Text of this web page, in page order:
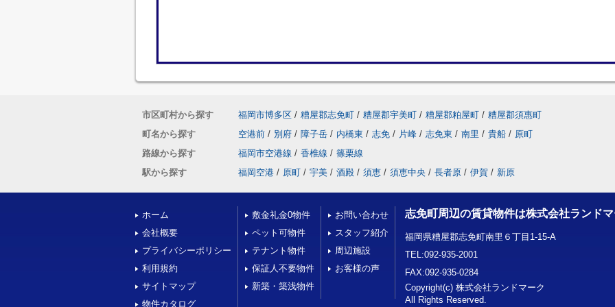
市区町村から探す 福岡市博多区 / 糟屋郡志免町 / 糟屋郡宇美町 / 糟屋郡粕屋町 / 糟屋郡須惠町
町名から探す
空港前 / 別府 / 障子岳 / 内橋東 / 志免 / 片峰 / 志免東 / 南里 / 貴船 / 原町
路線から探す
福岡市空港線 / 香椎線 / 篠栗線
駅から探す
福岡空港 / 原町 / 宇美 / 酒殿 / 須恵 / 須恵中央 / 長者原 / 伊賀 / 新原
ホーム
会社概要
プライバシーポリシー
利用規約
サイトマップ
物件カタログ
敷金礼金0物件
ペット可物件
テナント物件
保証人不要物件
新築・築浅物件
お問い合わせ
スタッフ紹介
周辺施設
お客様の声
志免町周辺の賃貸物件は株式会社ランド
福岡県糟屋郡志免町南里６丁目1-15-A
TEL:092-935-2001
FAX:092-935-0284
Copyright(c) 株式会社ランドマーク
All Rights Reserved.